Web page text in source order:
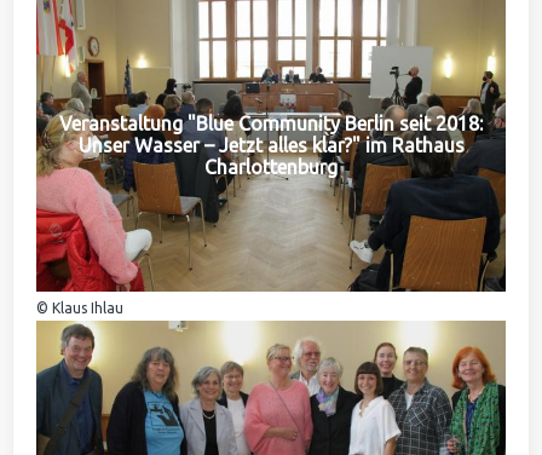
Veranstaltung "Blue Community Berlin seit 2018:
Unser Wasser – Jetzt alles klar?" im Rathaus
Charlottenburg
© Klaus Ihlau